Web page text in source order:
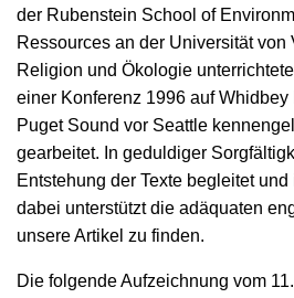
der Rubenstein School of
Ressources an der Universität von
Religion und Ökologie
einer Konferenz 1996 auf
Puget Sound vor Seattle
gearbeitet. In geduldiger
Entstehung der Texte begleitet
dabei unterstützt die adäquaten
unsere Artikel zu finden.
Die folgende Aufzeichnung vom